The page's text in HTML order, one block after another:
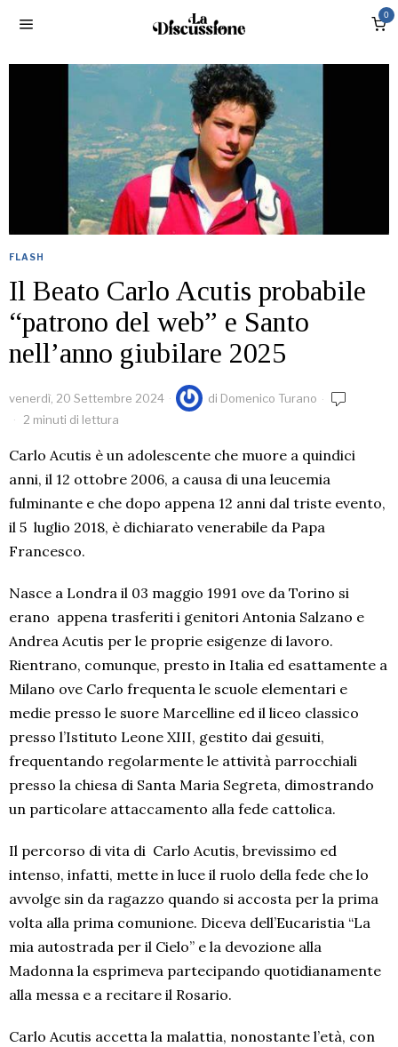
0
FLASH
Il Beato Carlo Acutis probabile
“patrono del web” e Santo
nell’anno giubilare 2025
venerdì, 20 Settembre 2024 di Domenico Turano
2 minuti di lettura
Carlo Acutis è un adolescente che muore a quindici
anni, il 12 ottobre 2006, a causa di una leucemia
fulminante e che dopo appena 12 anni dal triste evento,
il 5 luglio 2018, è dichiarato venerabile da Papa
Francesco.
Nasce a Londra il 03 maggio 1991 ove da Torino si
erano appena trasferiti i genitori Antonia Salzano e
Andrea Acutis per le proprie esigenze di lavoro.
Rientrano, comunque, presto in Italia ed esattamente a
Milano ove Carlo frequenta le scuole elementari e
medie presso le suore Marcelline ed il liceo classico
presso l’Istituto Leone XIII, gestito dai gesuiti,
frequentando regolarmente le attività parrocchiali
presso la chiesa di Santa Maria Segreta, dimostrando
un particolare attaccamento alla fede cattolica.
Il percorso di vita di Carlo Acutis, brevissimo ed
intenso, infatti, mette in luce il ruolo della fede che lo
avvolge sin da ragazzo quando si accosta per la prima
volta alla prima comunione. Diceva dell’Eucaristia “La
mia autostrada per il Cielo” e la devozione alla
Madonna la esprimeva partecipando quotidianamente
alla messa e a recitare il Rosario.
Carlo Acutis accetta la malattia, nonostante l’età, con